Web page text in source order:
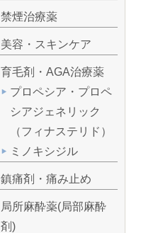
禁煙治療薬
美容・スキンケア
育毛剤・AGA治療薬
プロペシア・プロペ
シアジェネリック
（フィナステリド）
ミノキシジル
鎮痛剤・痛み止め
局所麻酔薬(局部麻酔
剤)